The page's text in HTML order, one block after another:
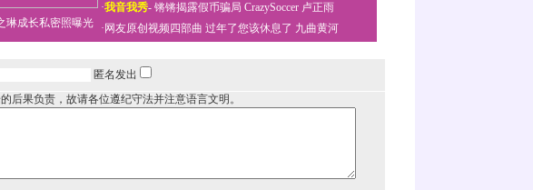
琳成长私密照曝光
·我音我秀- 锵锵揭露假币骗局 CrazySoccer 卢正雨
· 网友原创视频四部曲 过年了您该休息了 九曲黄河
匿名发出
后果负责，故请各位遵纪守法并注意语言文明。